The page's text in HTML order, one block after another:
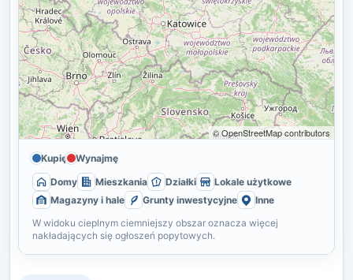
© OpenStreetMap contributors
Kupię
Wynajmę
Domy
Mieszkania Działki
Lokale użytkowe
Magazyny i hale
Grunty inwestycyjne
Inne
W widoku cieplnym ciemniejszy obszar oznacza więcej
nakładających się ogłoszeń popytowych.